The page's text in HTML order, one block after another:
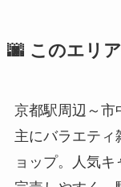
🌆 このエリ
京都駅周辺～市
主にバラエティ
ョップ。人気